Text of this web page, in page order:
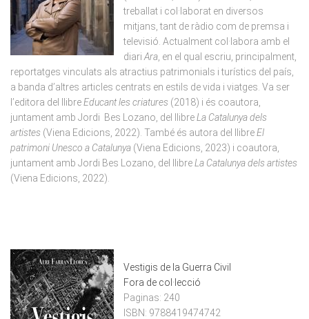
PREMIS
CONTACTE
treballat i col·laborat en diversos
mitjans, tant de ràdio com de premsa i
televisió. Actualment col·labora amb el
diari Ara , en el qual escriu, principalment,
reportatges vinculats als atractius patrimonials i turístics del país,
a banda d’altres articles centrats en estils de vida i viatges. Va ser
l’editora del llibreEducant les criatures (2018) i és coautora,
juntament amb Jordi Bes Lozano, del llibreLa Catalunya dels
artistes (Viena Edicions, 2022). També és autora del llibreEl
patrimoni Unesco a Catalunya (Viena Edicions, 2023) i coautora,
juntament amb Jordi Bes Lozano, del llibreLa Catalunya dels artistes
(Viena Edicions, 2022).
Vestigis de la Guerra Civil
Fora de col·lecció
Paginas: 240
ISBN: 9788419474742